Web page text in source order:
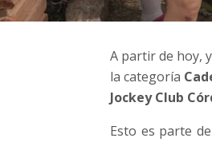
A partir de hoy,
la categoría
Jockey Club
Esto es parte